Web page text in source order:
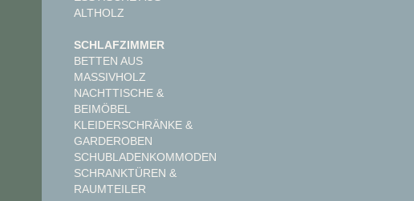
ALTHOLZ
SCHLAFZIMMER
BETTEN AUS
MASSIVHOLZ
NACHTTISCHE &
BEIMÖBEL
KLEIDERSCHRÄNKE &
GARDEROBEN
SCHUBLADENKOMMODEN
SCHRANKTÜREN &
RAUMTEILER